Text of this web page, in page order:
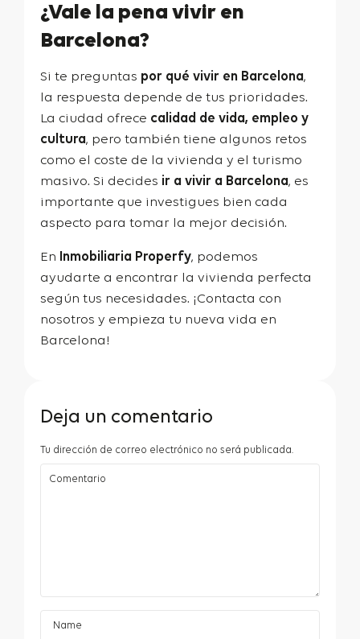
¿Vale la pena vivir en
Barcelona?
Si te preguntas por qué vivir en Barcelona,
la respuesta depende de tus prioridades.
La ciudad ofrece calidad de vida, empleo y
cultura, pero también tiene algunos retos
como el coste de la vivienda y el turismo
masivo. Si decides ir a vivir a Barcelona, es
importante que investigues bien cada
aspecto para tomar la mejor decisión.
En Inmobiliaria Properfy, podemos
ayudarte a encontrar la vivienda perfecta
según tus necesidades. ¡Contacta con
nosotros y empieza tu nueva vida en
Barcelona!
Deja un comentario
Tu dirección de correo electrónico no será publicada.